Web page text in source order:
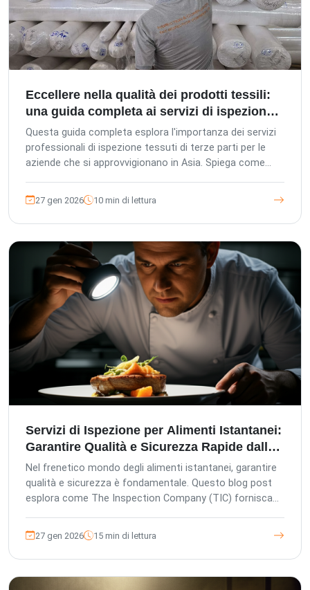
Eccellere nella qualità dei prodotti tessili:
una guida completa ai servizi di ispezione
in Asia
Questa guida completa esplora l'importanza dei servizi
professionali di ispezione tessuti di terze parti per le
aziende che si approvvigionano in Asia. Spiega come
uffici acquisti locali e fabbriche a garantire la qualità del
prodotto, evitare rischi e rispettare gli standard
internazionali attraverso varie fasi di ispezione, dalla
pre-produzione al carico dei container, sottolineando la
nostra gestione europea, gli standard QC tedeschi e
l'approccio orientato al cliente.
27 gen 2026 10 min di lettura
Servizi di Ispezione per Alimenti Istantanei:
Garantire Qualità e Sicurezza Rapide dalla
Produzione alla Tavola in Asia
Nel frenetico mondo degli alimenti istantanei, garantire
qualità e sicurezza è fondamentale. Questo blog post
esplora come The Inspection Company (TIC) fornisca
sfruttando la gestione europea e gli standard tedeschi
di controllo qualità per proteggere gli investimenti,
garantire la conformità e salvaguardare la reputazione
del marchio. Scopri il nostro approccio incentrato sul
27 gen 2026 15 min di lettura